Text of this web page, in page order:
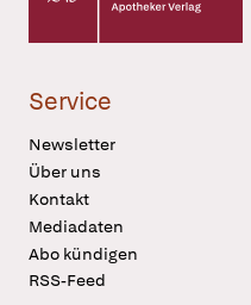
Service
Newsletter
Über uns
Kontakt
Mediadaten
Abo kündigen
RSS-Feed